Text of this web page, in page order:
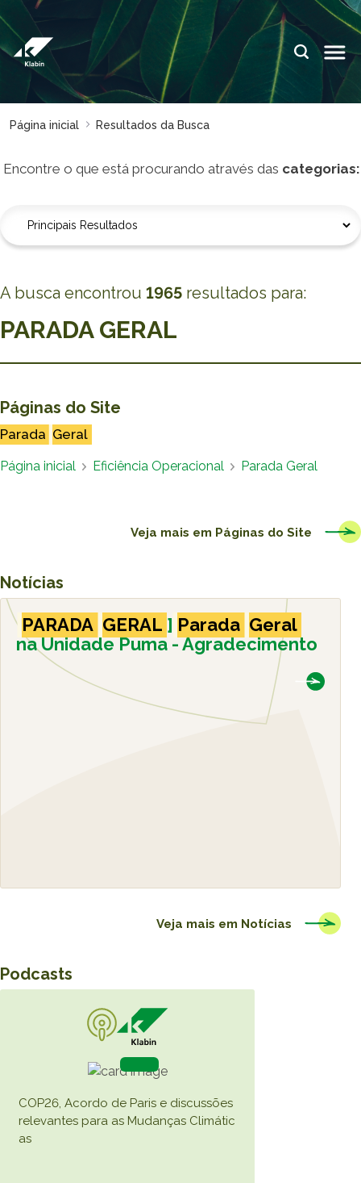
Pular para o Conteúdo principal
IDIOMAS:
ES
Investidores
Todas Florestas
Importam
ForYou
VER A LISTA COMPLETA
Página inicial Resultados da Busca
Encontre o que está procurando através das categorias:
A busca encontrou 1965 resultados para:
PARADA GERAL
Páginas do Site
Parada Geral
Página inicial Eficiência Operacional Parada Geral
Veja mais em Páginas do Site
Notícias
[ PARADA GERAL ] Parada Geral
na Unidade Puma - Agradecimento
Veja mais em Notícias
Podcasts
COP26, Acordo de Paris e discussões
relevantes para as Mudanças Climátic
as